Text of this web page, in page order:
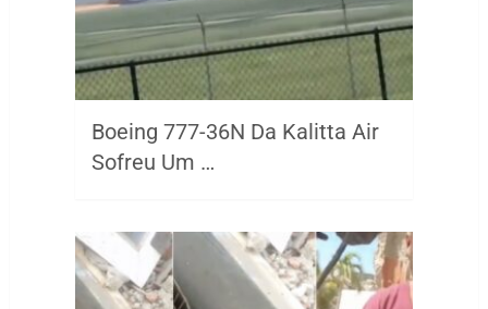
Boeing 777-36N Da Kalitta Air
Sofreu Um …